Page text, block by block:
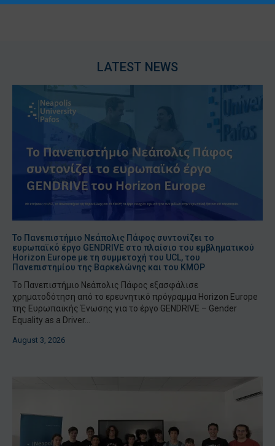
LATEST NEWS
Το Πανεπιστήμιο Νεάπολις Πάφος συντονίζει το
ευρωπαϊκό έργο GENDRIVE στο πλαίσιο του εμβληματικού
Horizon Europe με τη συμμετοχή του UCL, του
Πανεπιστημίου της Βαρκελώνης και του KMOP
Το Πανεπιστήμιο Νεάπολις Πάφος εξασφάλισε
χρηματοδότηση από το ερευνητικό πρόγραμμα Horizon Europe
της Ευρωπαϊκής Ένωσης για το έργο GENDRIVE – Gender
Equality as a Driver...
August 3, 2026